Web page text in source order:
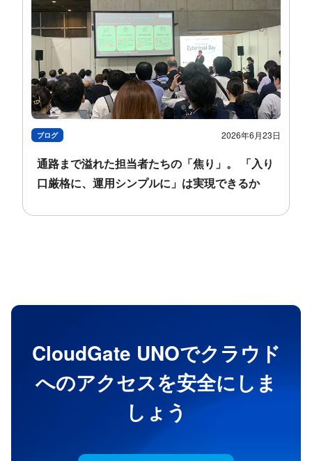
ブログ 2026年6月23日
通路まで​​溢れた​​担当者たちの​​「焦り」。 「入り
口厳格に、​​運用シンプルに」は​​実現できるか​​
CloudGate UNOでクラウド
へのアクセスを安全にしま
しょう